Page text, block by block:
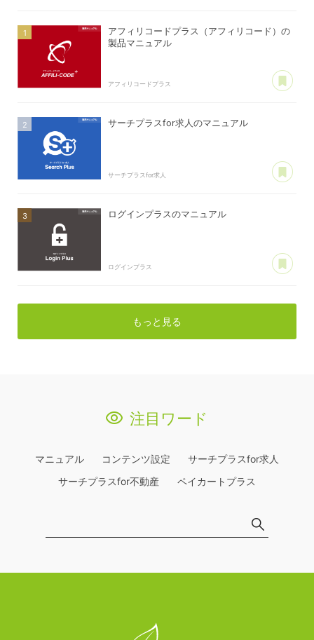
アフィリコードプラス（アフィリコード）の
製品マニュアル
アフィリコードプラス
サーチプラスfor求人のマニュアル
サーチプラスfor求人
ログインプラスのマニュアル
ログインプラス
もっと見る
注目ワード
マニュアル コンテンツ設定
サーチプラスfor求人
サーチプラスfor不動産
ペイカートプラス